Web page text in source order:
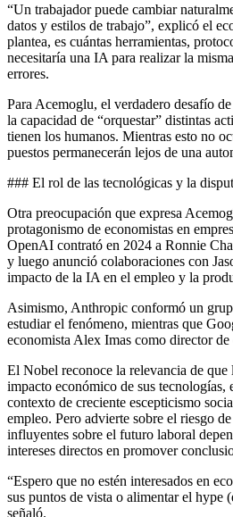
“Un trabajador puede cambiar
datos y estilos de trabajo”, explicó el
plantea, es cuántas herramientas,
necesitaría una IA para realizar la
errores.
Para Acemoglu, el verdadero desafío
la capacidad de “orquestar” distintas
tienen los humanos. Mientras esto no
puestos permanecerán lejos de una
### El rol de las tecnológicas y la
Otra preocupación que expresa
protagonismo de economistas en
OpenAI contrató en 2024 a Ronnie
y luego anunció colaboraciones con
impacto de la IA en el empleo y la
Asimismo, Anthropic conformó un
estudiar el fenómeno, mientras que
economista Alex Imas como director
El Nobel reconoce la relevancia de que
impacto económico de sus tecnologías,
contexto de creciente escepticismo
empleo. Pero advierte sobre el riesgo
influyentes sobre el futuro laboral
intereses directos en promover
“Espero que no estén interesados en
sus puntos de vista o alimentar el hype
señaló.